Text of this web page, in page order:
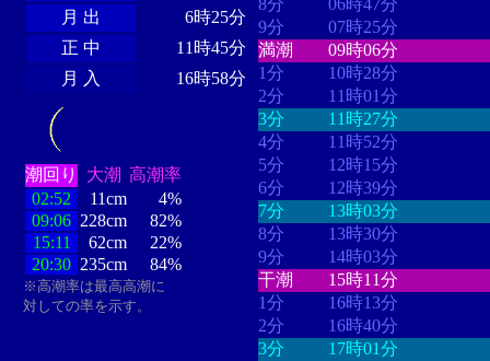
月 出
6時25分
正 中
11時45分
月 入
16時58分
潮回り 大潮 高潮率
02:52
11cm
4%
09:06 228cm
82%
15:11
62cm
22%
20:30 235cm 84%
※高潮率は最高高潮に
対しての率を示す。
8分
06時47分
9分
07時25分
満潮
09時06分
1分
10時28分
2分
11時01分
3分
11時27分
4分
11時52分
5分
12時15分
6分
12時39分
7分
13時03分
8分
13時30分
9分
14時03分
干潮
15時11分
1分
16時13分
2分
16時40分
3分
17時01分